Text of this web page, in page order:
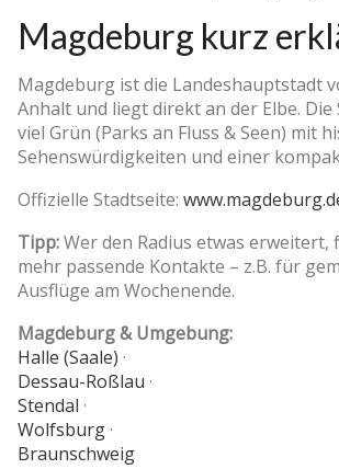
Magdeburg kurz
Magdeburg ist die Landeshauptstadt
Anhalt und liegt direkt an der Elbe.
viel Grün (Parks an Fluss & Seen) mit
Sehenswürdigkeiten und einer
Offizielle Stadtseite:
Tipp:Wer den Radius etwas erweitert,
mehr passende Kontakte – z.B. für
Ausflüge am Wochenende.
Magdeburg & Umgebung:
Halle (Saale) ·
Dessau-Roßlau ·
Stendal ·
Wolfsburg·
Braunschweig